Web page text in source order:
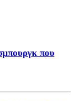
που